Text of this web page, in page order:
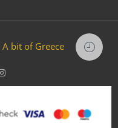
A bit of Greece